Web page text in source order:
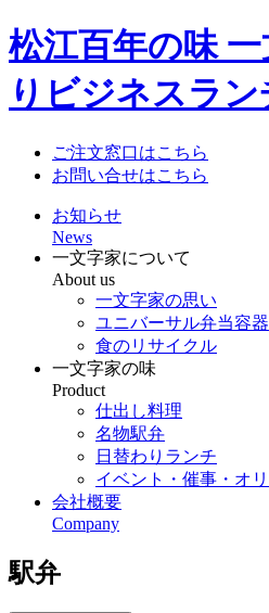
松江百年の味
りビジネスラン
ご注文窓口はこちら
お問い合せはこちら
お知らせ
News
一文字家について
About us
一文字家の思い
ユニバーサル弁当容器
食のリサイクル
一文字家の味
Product
仕出し料理
名物駅弁
日替わりランチ
イベント・催事・オ
会社概要
Company
駅弁